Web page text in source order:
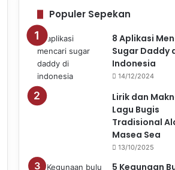
Populer Sepekan
8 Aplikasi
Sugar Daddy
Indonesia
14/12/2024
Lirik dan
Lagu Bugis
Tradisional
Masea Sea
13/10/2025
5 Kegunaan